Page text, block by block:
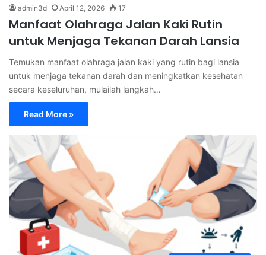
admin3d April 12, 2026 17
Manfaat Olahraga Jalan Kaki Rutin
untuk Menjaga Tekanan Darah Lansia
Temukan manfaat olahraga jalan kaki yang rutin bagi lansia
untuk menjaga tekanan darah dan meningkatkan kesehatan
secara keseluruhan, mulailah langkah…
Read More »